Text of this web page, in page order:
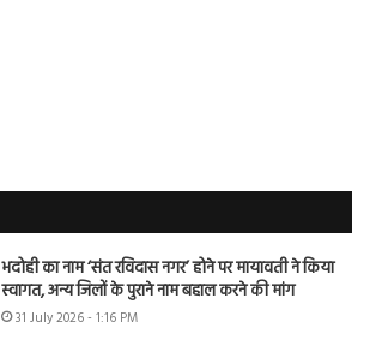
भदोही का नाम ‘संत रविदास नगर’ होने पर मायावती ने किया
स्वागत, अन्य जिलों के पुराने नाम बहाल करने की मांग
31 July 2026 - 1:16 PM